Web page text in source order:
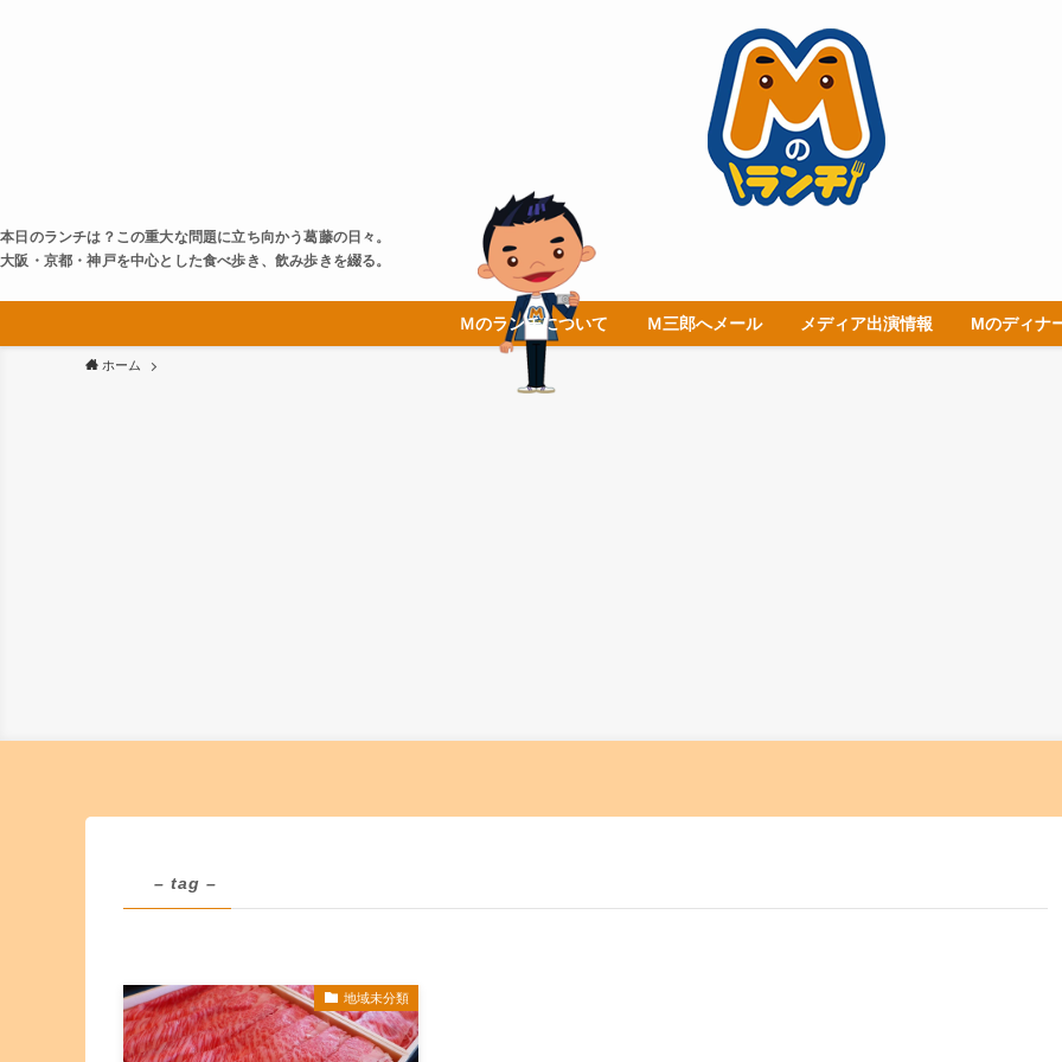
本日のランチは？この重大な問題に立ち向かう葛藤の日々。
大阪・京都・神戸を中心とした食べ歩き、飲み歩きを綴る。
Ｍのランチについて Ｍ三郎へメール メディア出演情報 Mのディナ
ホーム
– tag –
地域未分類